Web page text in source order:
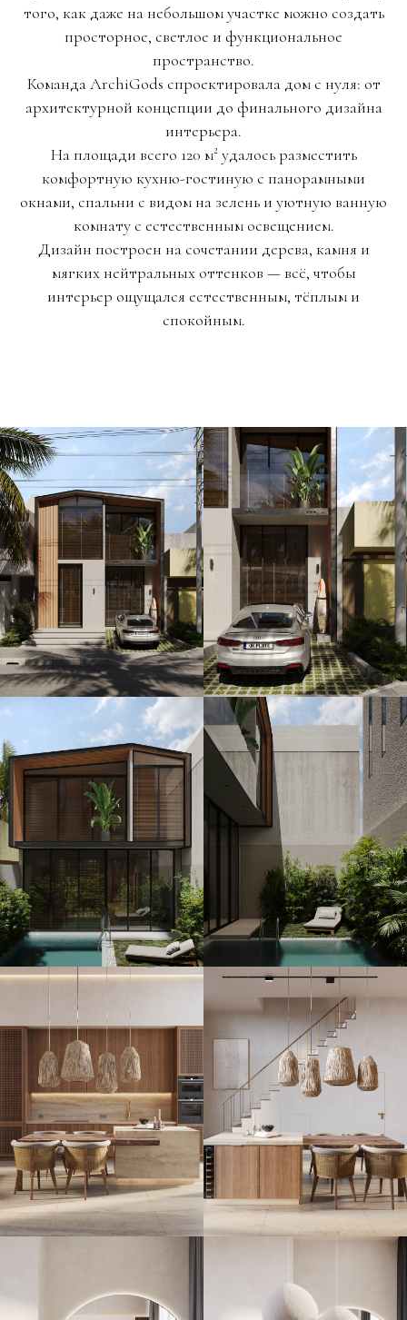
того, как даже на небольшом участке можно создать
просторное, светлое и функциональное
пространство.
Команда ArchiGods спроектировала дом с нуля: от
архитектурной концепции до финального дизайна
интерьера.
На площади всего 120 м² удалось разместить
комфортную кухню-гостиную с панорамными
окнами, спальни с видом на зелень и уютную ванную
комнату с естественным освещением.
Дизайн построен на сочетании дерева, камня и
мягких нейтральных оттенков — всё, чтобы
интерьер ощущался естественным, тёплым и
спокойным.